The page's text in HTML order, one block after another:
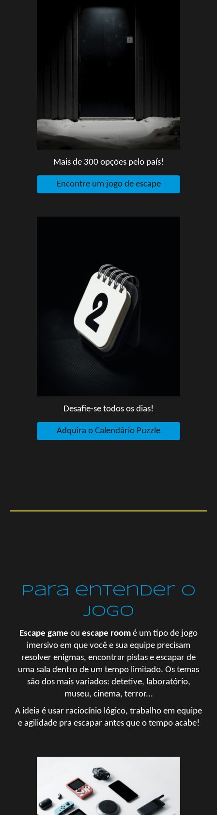
Mais de 300 opções pelo país!
Encontre um jogo de escape
Desafie-se todos os dias!
Adquira o Calendário Puzzle
Para entender o
jogo
Escape game ou escape room é um tipo de jogo
imersivo em que você e sua equipe precisam
resolver enigmas, encontrar pistas e escapar de
uma sala dentro de um tempo limitado. Os temas
são dos mais variados: detetive, laboratório,
museu, cinema, terror...
A ideia é usar raciocínio lógico, trabalho em equipe
e agilidade pra escapar antes que o tempo acabe!